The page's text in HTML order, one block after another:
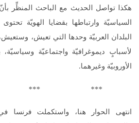
هكذا تواصل الحديث مع الباحث المنظِّر بأنّ
السياسيّة وارتباطها بقضايا الهويّة
البلدان العربيّة وحدها التي تعيش،
لأسبابٍ ديموغرافيّة واجتماعيّة وسياسيّة،
الأوروبيّة وغيرهما.
*** ***
انتهى الحوار هنا، واستكملت فرنسا